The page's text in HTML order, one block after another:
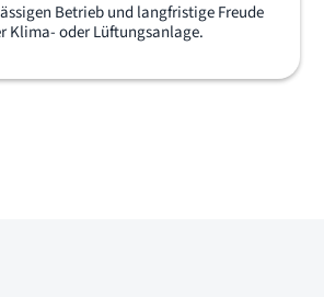
Betrieb und langfristige Freude
Klima- oder Lüftungsanlage.